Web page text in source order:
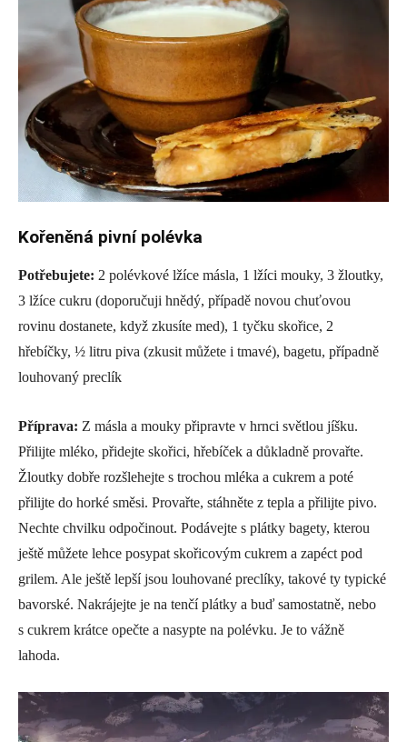
Kořeněná pivní polévka
Potřebujete: 2 polévkové lžíce másla, 1 lžíci mouky, 3 žloutky,
3 lžíce cukru (doporučuji hnědý, případě novou chuťovou
rovinu dostanete, když zkusíte med), 1 tyčku skořice, 2
hřebíčky, ½ litru piva (zkusit můžete i tmavé), bagetu, případně
louhovaný preclík
Příprava: Z másla a mouky připravte v hrnci světlou jíšku.
Přilijte mléko, přidejte skořici, hřebíček a důkladně provařte.
Žloutky dobře rozšlehejte s trochou mléka a cukrem a poté
přilijte do horké směsi. Provařte, stáhněte z tepla a přilijte pivo.
Nechte chvilku odpočinout. Podávejte s plátky bagety, kterou
ještě můžete lehce posypat skořicovým cukrem a zapéct pod
grilem. Ale ještě lepší jsou louhované preclíky, takové ty typické
bavorské. Nakrájejte je na tenčí plátky a buď samostatně, nebo
s cukrem krátce opečte a nasypte na polévku. Je to vážně
lahoda.